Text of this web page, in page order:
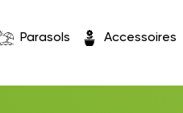
Parasols Accessoires